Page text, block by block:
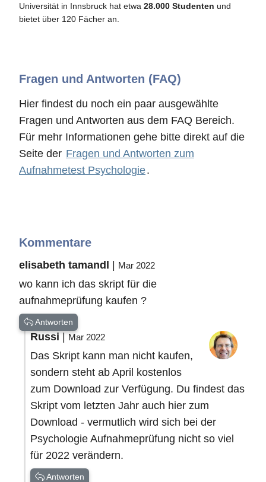
Universität in Innsbruck hat etwa 28.000 Studenten und
bietet über 120 Fächer an.
Fragen und Antworten (FAQ)
Hier findest du noch ein paar ausgewählte
Fragen und Antworten aus dem FAQ Bereich.
Für mehr Informationen gehe bitte direkt auf die
Seite der Fragen und Antworten zum
Aufnahmetest Psychologie.
Kommentare
elisabeth tamandl | Mar 2022
wo kann ich das skript für die
aufnahmeprüfung kaufen ?
Antworten
Russi|Mar 2022
Das Skript kann man nicht kaufen,
sondern steht ab April kostenlos
zum Download zur Verfügung. Du findest das
Skript vom letzten Jahr auch hier zum
Download - vermutlich wird sich bei der
Psychologie Aufnahmeprüfung nicht so viel
für 2022 verändern.
Antworten